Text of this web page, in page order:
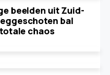
beelden uit Zuid-
bal
chaos